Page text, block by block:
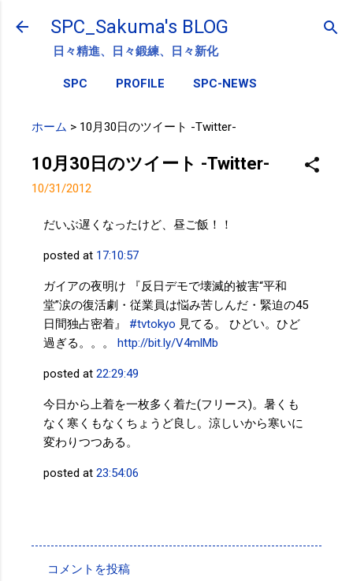
スキップしてメイン コンテンツに移動
SPC_Sakuma's BLOG
日々精進、日々鍛練、日々新化
SPC PROFILE SPC-NEWS
ホーム > 10月30日のツイート -Twitter-
10月30日のツイート -Twitter-
10/31/2012
だいぶ遅くなったけど、昼ご飯！！
posted at 17:10:57
ガイアの夜明け 『反日デモで壊滅的被害“平和
堂”涙の復活劇・従業員は悩み苦しんだ・緊迫の45
日間独占密着』 #tvtokyo 見てる。 ひどい。ひど
過ぎる。。。 http://bit.ly/V4mlMb
posted at 22:29:49
今日から上着を一枚多く着た(フリース)。暑くも
なく寒くもなくちょうど良し。涼しいから寒いに
変わりつつある。
posted at 23:54:06
コメントを投稿